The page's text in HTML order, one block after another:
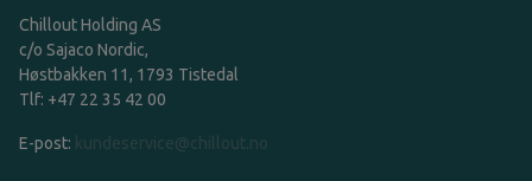
Chillout Holding AS
c/o Sajaco Nordic,
Høstbakken 11, 1793 Tistedal
Tlf: +47 22 35 42 00
E-post: kundeservice@chillout.no